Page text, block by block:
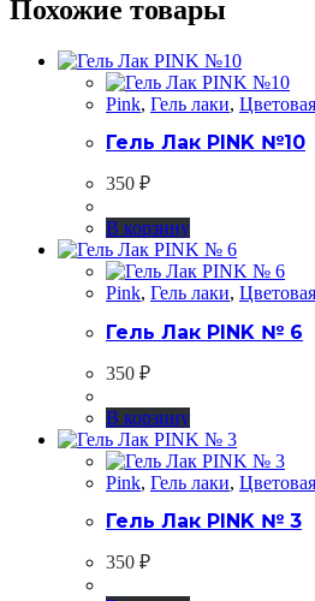
Похожие товары
Pink, Гель лаки,
Гель Лак PINK №10
350 ₽
В корзину
Pink, Гель лаки,
Гель Лак PINK № 6
350 ₽
В корзину
Pink, Гель лаки,
Гель Лак PINK № 3
350 ₽